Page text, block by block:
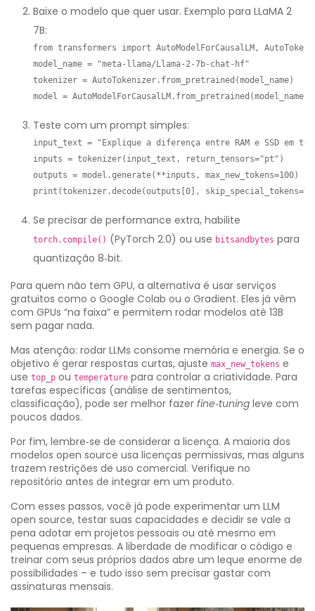
Baixe o modelo que quer usar. Exemplo para LLaMA 2
7B:
from transformers import AutoModelForCausalLM,
model_name = "meta-llama/Llama-2-7b-chat-hf"
tokenizer = AutoTokenizer.from_pretrained(model_name)
model =
Teste com um prompt simples:
input_text = "Explique a diferença entre RAM e SSD em
inputs = tokenizer(input_text, return_tensors="pt")
outputs = model.generate(**inputs, max_new_tokens=100)
print(tokenizer.decode(outputs[0],
Se precisar de performance extra, habilite
torch.compile() (PyTorch 2.0) ou use bitsandbytes para
quantização 8‑bit.
Para quem não tem GPU, a alternativa é usar serviços
gratuitos como o Google Colab ou o Gradient. Eles já vêm
com GPUs “na faixa” e permitem rodar modelos até 13B
sem pagar nada.
Mas atenção: rodar LLMs consome memória e energia. Se o
objetivo é gerar respostas curtas, ajuste max_new_tokens e
use top_p ou temperature para controlar a criatividade. Para
tarefas específicas (análise de sentimentos,
classificação), pode ser melhor fazer fine‑tuning leve com
poucos dados.
Por fim, lembre‑se de considerar a licença. A maioria dos
modelos open source usa licenças permissivas, mas alguns
trazem restrições de uso comercial. Verifique no
repositório antes de integrar em um produto.
Com esses passos, você já pode experimentar um LLM
open source, testar suas capacidades e decidir se vale a
pena adotar em projetos pessoais ou até mesmo em
pequenas empresas. A liberdade de modificar o código e
treinar com seus próprios dados abre um leque enorme de
possibilidades – e tudo isso sem precisar gastar com
assinaturas mensais.